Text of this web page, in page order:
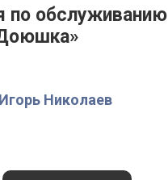
по обслуживанию
Игорь Николаев